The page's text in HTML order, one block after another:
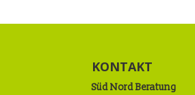
KONTAKT
Süd Nord Beratung